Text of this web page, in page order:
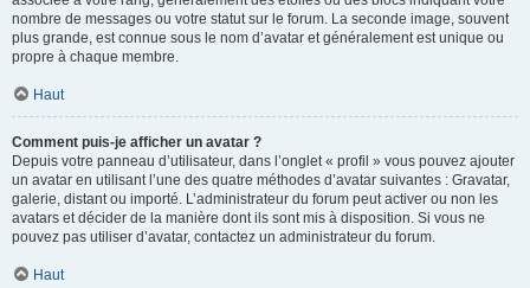
nombre de messages ou votre statut sur le forum. La seconde image, souvent
plus grande, est connue sous le nom d’avatar et généralement est unique ou
propre à chaque membre.
Haut
Comment puis-je afficher un avatar ?
Depuis votre panneau d’utilisateur, dans l’onglet « profil » vous pouvez ajouter
un avatar en utilisant l’une des quatre méthodes d’avatar suivantes : Gravatar,
galerie, distant ou importé. L’administrateur du forum peut activer ou non les
avatars et décider de la manière dont ils sont mis à disposition. Si vous ne
pouvez pas utiliser d’avatar, contactez un administrateur du forum.
Haut